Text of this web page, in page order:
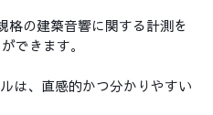
格の建築音響に関する計測を
できます。
は、直感的かつ分かりやすい